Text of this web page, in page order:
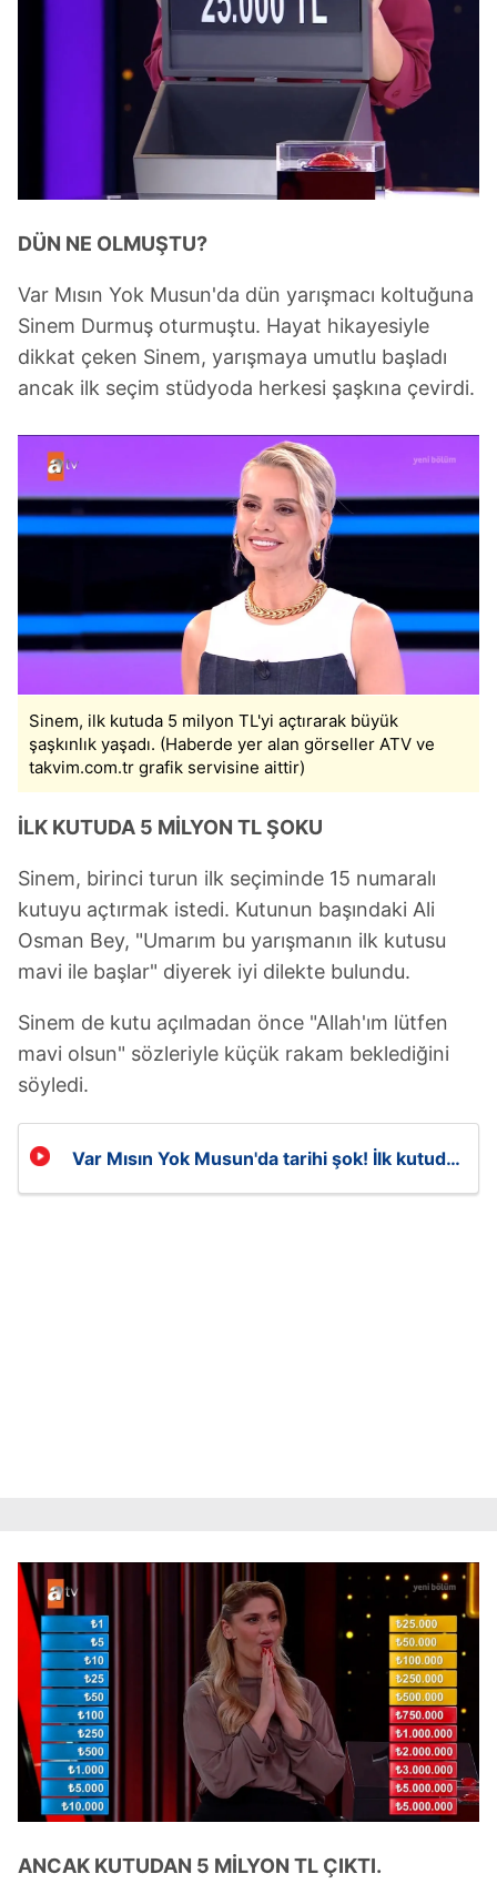
DÜN NE OLMUŞTU?
Var Mısın Yok Musun'da dün yarışmacı koltuğuna
Sinem Durmuş oturmuştu. Hayat hikayesiyle
dikkat çeken Sinem, yarışmaya umutlu başladı
ancak ilk seçim stüdyoda herkesi şaşkına çevirdi.
Sinem, ilk kutuda 5 milyon TL'yi açtırarak büyük
şaşkınlık yaşadı. (Haberde yer alan görseller ATV ve
takvim.com.tr grafik servisine aittir)
İLK KUTUDA 5 MİLYON TL ŞOKU
Sinem, birinci turun ilk seçiminde 15 numaralı
kutuyu açtırmak istedi. Kutunun başındaki Ali
Osman Bey, "Umarım bu yarışmanın ilk kutusu
mavi ile başlar" diyerek iyi dilekte bulundu.
Sinem de kutu açılmadan önce "Allah'ım lütfen
mavi olsun" sözleriyle küçük rakam beklediğini
söyledi.
Var Mısın Yok Musun'da tarihi şok! İlk kutudan
ANCAK KUTUDAN 5 MİLYON TL ÇIKTI.